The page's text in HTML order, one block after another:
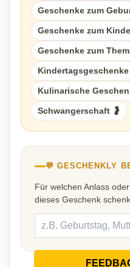
Geschenke zum
Geschenke zum
Geschenke zum
Kindertagsgeschenke
Kulinarische
Schwangerschaft 🤰
💬 GESCHENKLY
Für welchen Anlass
dieses Geschenk